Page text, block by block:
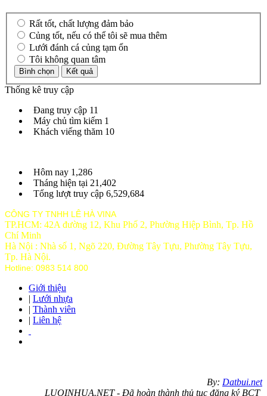
Rất tốt, chất lượng đảm bảo
Củng tốt, nếu có thể tôi sẽ mua thêm
Lưới đánh cá củng tạm ổn
Tôi không quan tâm
Thống kê truy cập
Đang truy cập 11
Máy chủ tìm kiếm 1
Khách viếng thăm 10
Hôm nay 1,286
Tháng hiện tại 21,402
Tổng lượt truy cập 6,529,684
CÔNG TY TNHH LÊ HÀ VINA
TP.HCM: 42A đường 12, Khu Phố 2, Phường Hiệp Bình, Tp. Hồ
Chí Minh
Hà Nội : Nhà số 1, Ngõ 220, Đường Tây Tựu, Phường Tây Tựu,
Tp. Hà Nội.
Hotline: 0983 514 800
Giới thiệu
| Lưới nhựa
| Thành viên
| Liên hệ
By: Datbui.net
LUOINHUA.NET - Đã hoàn thành thủ tục đăng ký BCT